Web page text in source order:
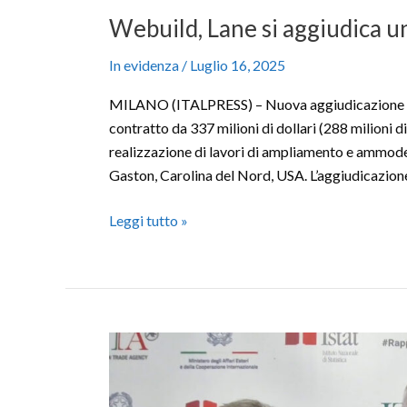
Webuild, Lane si aggiudica
In evidenza / Luglio 16, 2025
MILANO (ITALPRESS) – Nuova
contratto da 337 milioni di dollari (288 milioni
realizzazione di lavori di ampliamento e
Gaston, Carolina del Nord, USA.
Leggi tutto »
Tajani
vertice